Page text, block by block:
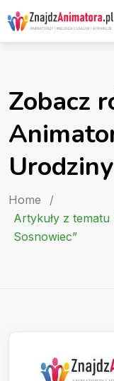
Skip
to
content
Zobacz
Home
/
Artykuły z
Sosnowiec”